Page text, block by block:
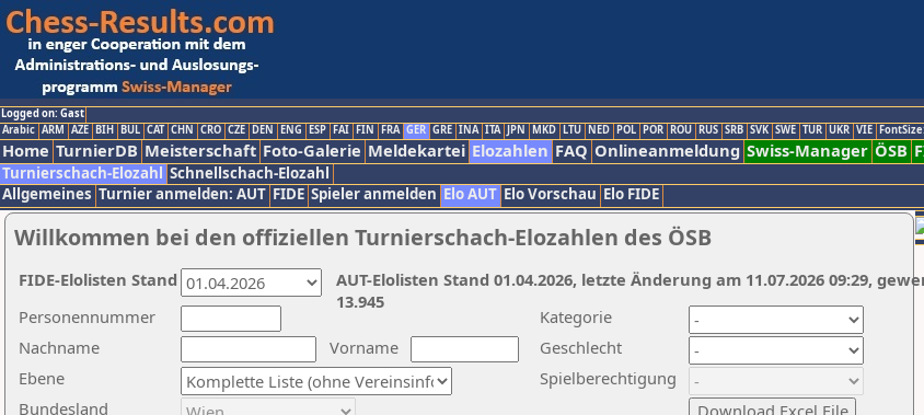
Logged on: Gast
Arabic ARM AZE BIH BUL CAT CHN CRO CZE DEN ENG ESP FAI FIN FRA GER GRE INA ITA JPN MKD LTU NED POL POR ROU RUS SRB SVK SWE TUR UKR VIE
Home TurnierDB Meisterschaft Foto-Galerie Meldekartei Elozahlen FAQ Onlineanmeldung Swiss-Manager ÖSB
Turnierschach-Elozahl Schnellschach-Elozahl
Allgemeines Turnier anmelden: AUT FIDE Spieler anmelden Elo AUT Elo Vorschau Elo FIDE
Willkommen bei den offiziellen Turnierschach-Elozahlen des ÖSB
Nachname
Vorname
Ebene
Kategorie
Personennummer
Bundesland
Geschlecht
Spielberechtigung
AUT-Elolisten Stand 01.04.2026, letzte Änderung am 11.07.2026 09:29,
13.945
FIDE-Elolisten Stand